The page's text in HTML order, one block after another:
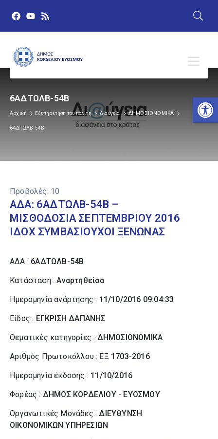
6ΑΔΤΩΛΒ-54Β
Αρχική Εξυπηρέτηση του πολίτη Διαύγεια ΔΗΜΟΣΙΟΝΟΜΙΚΑ
6ΑΔΤΩΛΒ-54Β
Προβολές: 10
ΑΔΑ: 6ΑΔΤΩΛΒ-54Β –
ΜΙΣΘΟΔΟΣΙΑ ΣΕΠΤΕΜΒΡΙΟΥ 2016
ΙΔΟΧ ΣΥΜΒΑΣΙΟΥΧΟΙ ΞΕΝΩΝΑΣ
ΑΔΑ : 6ΑΔΤΩΛΒ-54Β
Κατάσταση :Αναρτηθείσα
Ημερομηνία ανάρτησης : 11/10/2016 09:04:33
Είδος : ΕΓΚΡΙΣΗ ΔΑΠΑΝΗΣ
Θεματικές κατηγορίες : ΔΗΜΟΣΙΟΝΟΜΙΚΑ
Αριθμός Πρωτοκόλλου : ΕΞ 1703-2016
Ημερομηνία έκδοσης : 11/10/2016
Φορέας : ΔΗΜΟΣ ΚΟΡΔΕΛΙΟΥ - ΕΥΟΣΜΟΥ
Οργανωτικές Μονάδες :ΔΙΕΥΘΥΝΣΗ
ΟΙΚΟΝΟΜΙΚΩΝ ΥΠΗΡΕΣΙΩΝ